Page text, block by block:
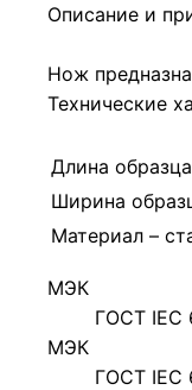
Описание и
Нож
Технические
Длина
Ширина
Материал –
МЭК
ГОСТ IEC
МЭК
ГОСТ IEC